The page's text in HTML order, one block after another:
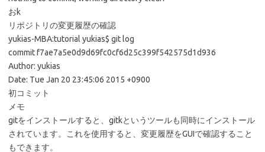
おk
リポジトリの変更履歴の確認
yukias-MBA:tutorial yukias$ git log
commit f7ae7a5e0d9d69fc0cf6d25c399f542575d1d936
Author: yukias
Date: Tue Jan 20 23:45:06 2015 +0900
初コミット
メモ
gitをインストールすると、gitkというツールも同時にインストール
されています。これを使用すると、変更履歴をGUIで確認すること
もできます。